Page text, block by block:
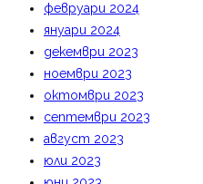
февруари 2024
януари 2024
декември 2023
ноември 2023
октомври 2023
септември 2023
август 2023
юли 2023